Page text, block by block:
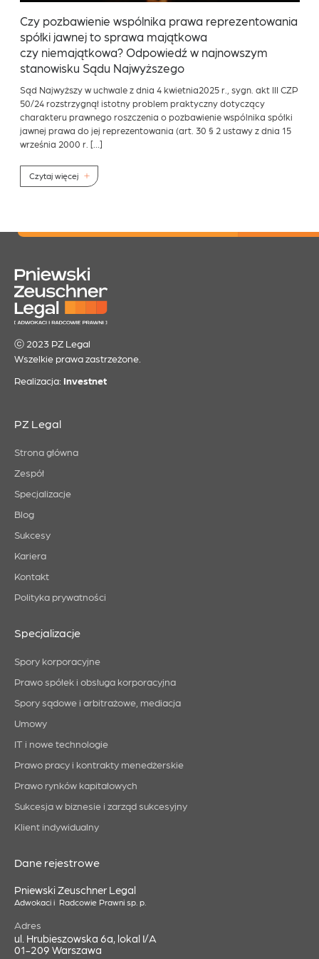
Czy pozbawienie wspólnika prawa reprezentowania
spółki jawnej to sprawa majątkowa
czy niemajątkowa? Odpowiedź w najnowszym
stanowisku Sądu Najwyższego
Sąd Najwyższy w uchwale z dnia 4 kwietnia2025 r., sygn. akt III CZP
50/24 rozstrzygnął istotny problem praktyczny dotyczący
charakteru prawnego roszczenia o pozbawienie wspólnika spółki
jawnej prawa do jej reprezentowania (art. 30 § 2 ustawy z dnia 15
września 2000 r. […]
Czytaj więcej
ⓒ 2023 PZ Legal
Wszelkie prawa zastrzeżone.
Realizacja: Investnet
PZ Legal
Strona główna
Zespół
Specjalizacje
Blog
Sukcesy
Kariera
Kontakt
Polityka prywatności
Specjalizacje
Spory korporacyjne
Prawo spółek i obsługa korporacyjna
Spory sądowe i arbitrażowe, mediacja
Umowy
IT i nowe technologie
Prawo pracy i kontrakty menedżerskie
Prawo rynków kapitałowych
Sukcesja w biznesie i zarząd sukcesyjny
Klient indywidualny
Dane rejestrowe
Pniewski Zeuschner Legal
Adwokaci i Radcowie Prawni sp. p.
Adres
ul. Hrubieszowska 6a, lokal I/A
01-209 Warszawa